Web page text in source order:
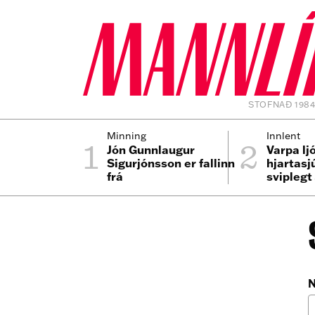
STOFNAÐ 1984
1 Minning
Jón Gunnlaugur
Sigurjónsson er fallinn
frá
2 Innlent
Varpa
sviplegt